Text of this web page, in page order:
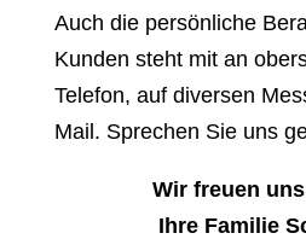
Auch die persönliche
Kunden steht mit an
Telefon, auf diversen
Mail. Sprechen Sie uns
Wir freuen
Ihre Familie